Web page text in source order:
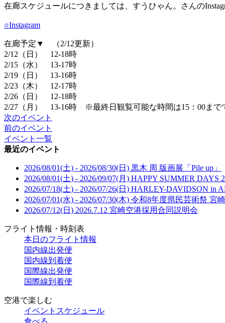
在廊スケジュールにつきましては、すうひゃん。さんの
○Instagram
在廊予定▼ （2/12更新）
2/12（日） 12-18時
2/15（水） 13-17時
2/19（日） 13-16時
2/23（木） 12-17時
2/26（日） 12-18時
2/27（月） 13-16時 ※最終日観覧可能な時間は15：00まで
次のイベント
前のイベント
イベント一覧
最近のイベント
2026/08/01(土) - 2026/08/30(日) 黒木 周 版画展「Pile up」
2026/08/01(土) - 2026/09/07(月) HAPPY SUMMER DAYS
2026/07/18(土) - 2026/07/26(日) HARLEY-DAVIDSON in
2026/07/01(水) - 2026/07/30(木) 令和8年度県民芸術祭 宮
2026/07/12(日) 2026.7.12 宮崎空港採用合同説明会
フライト情報・時刻表
本日のフライト情報
国内線出発便
国内線到着便
国際線出発便
国際線到着便
空港で楽しむ
イベントスケジュール
食べる